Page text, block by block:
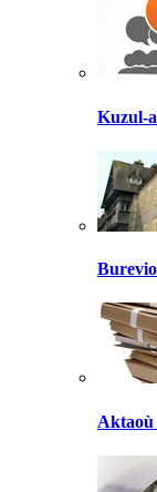
Kuzul-
Aktaoù